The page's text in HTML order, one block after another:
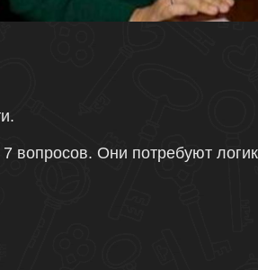
вопросов. Они потребуют